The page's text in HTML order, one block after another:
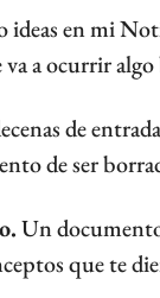
ideas en mi
a ocurrir
de
de ser
Un
que te